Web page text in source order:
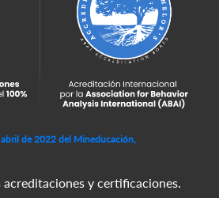
de 2022 del Mineducación,
y certificaciones.